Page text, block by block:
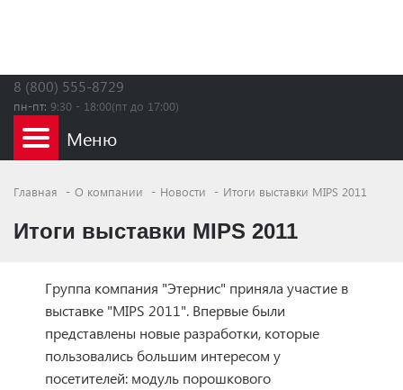
8 (800) 555-8729
пн-пт: 9:30 - 18:00(пт до 17:00)
Главная О компании Новости Итоги выставки MIPS 2011
Итоги выставки MIPS 2011
Группа компания "Этернис" приняла участие в
выставке "MIPS 2011". Впервые были
представлены новые разработки, которые
пользовались большим интересом у
посетителей: модуль порошкового